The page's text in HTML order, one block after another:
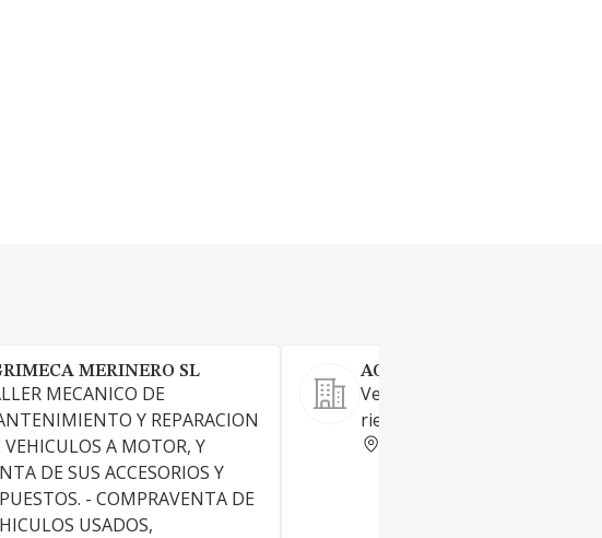
MERINERO SL
MECANICO DE
Y REPARACION
VEHICULOS A MOTOR, Y
DE SUS ACCESORIOS Y
- COMPRAVENTA DE
USADOS,
AGROPOZA SL
Venta e instalación de
riego.